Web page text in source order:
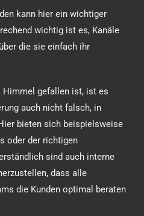
kann hier ein wichtiger
wichtig ist es, Kanäle
die sie einfach ihr
gefallen ist, ist es
auch nicht falsch, in
bieten sich beispielsweise
oder der richtigen
sind auch interne
dass alle
die Kunden optimal beraten